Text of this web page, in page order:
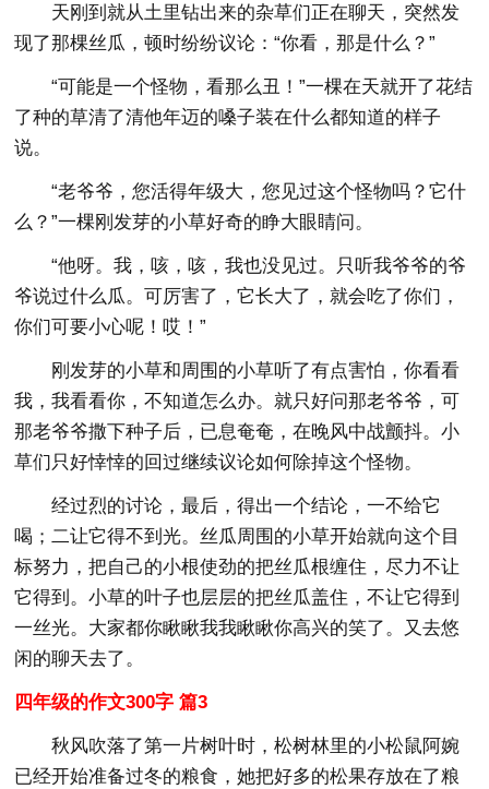
天刚到就从土里钻出来的杂草们正在聊天，突然发
现了那棵丝瓜，顿时纷纷议论：“你看，那是什么？”
“可能是一个怪物，看那么丑！”一棵在天就开了花结
了种的草清了清他年迈的嗓子装在什么都知道的样子
说。
“老爷爷，您活得年级大，您见过这个怪物吗？它什
么？”一棵刚发芽的小草好奇的睁大眼睛问。
“他呀。我，咳，咳，我也没见过。只听我爷爷的爷
爷说过什么瓜。可厉害了，它长大了，就会吃了你们，
你们可要小心呢！哎！”
刚发芽的小草和周围的小草听了有点害怕，你看看
我，我看看你，不知道怎么办。就只好问那老爷爷，可
那老爷爷撒下种子后，已息奄奄，在晚风中战颤抖。小
草们只好悻悻的回过继续议论如何除掉这个怪物。
经过烈的讨论，最后，得出一个结论，一不给它
喝；二让它得不到光。丝瓜周围的小草开始就向这个目
标努力，把自己的小根使劲的把丝瓜根缠住，尽力不让
它得到。小草的叶子也层层的把丝瓜盖住，不让它得到
一丝光。大家都你瞅瞅我我瞅瞅你高兴的笑了。又去悠
闲的聊天去了。
四年级的作文300字 篇3
秋风吹落了第一片树叶时，松树林里的小松鼠阿婉
已经开始准备过冬的粮食，她把好多的松果存放在了粮